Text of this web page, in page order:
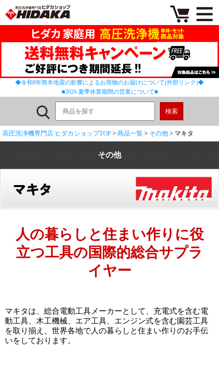
◆令和8年熊本地震の影響によるお荷物のお届けについて(外部リンク)◆
■2026 夏季休業期間の営業について■
高圧洗浄機専門店 ヒダカショップTOP > 商品一覧 > その他 > マキタ
その他
人の暮らしと住まい作りに役
立つ工具の国際的総合サプラ
イヤー
マキタは、総合電動工具メーカーとして、充電式を含む電
動工具、木工機械、エア工具、エンジン式を含む園芸工具
を取り揃え、世界各地で人の暮らしと住まい作りのお手伝
いをしております。